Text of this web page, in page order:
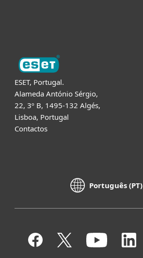
ESET, Portugal.
Alameda António Sérgio,
22, 3º B, 1495-132 Algés,
Lisboa, Portugal
Contactos
Português (PT)